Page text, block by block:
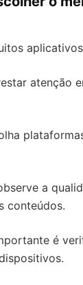
atenção
a
conteúdos.
é